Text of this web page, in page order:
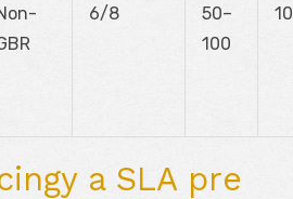
6/8
50–
100
10
a SLA pre